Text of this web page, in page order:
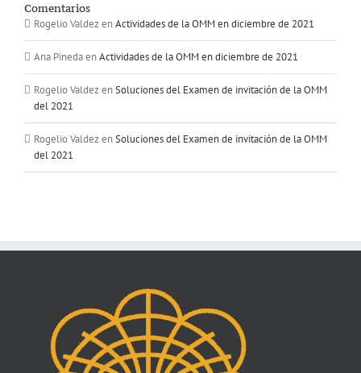
Comentarios
Rogelio ValdezenActividades de la OMM en diciembre de 2021
Ana PinedaenActividades de la OMM en diciembre de 2021
Rogelio ValdezenSoluciones del Examen de invitación de la OMM
del 2021
Rogelio ValdezenSoluciones del Examen de invitación de la OMM
del 2021